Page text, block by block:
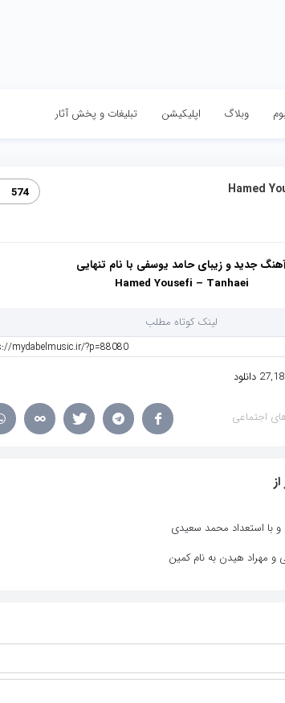
وبلاگ اپلیکیشن تبلیغات و پخش آثار
Hamed
574
جدید و زیبای حامد یوسفی با نام تنهایی
Hamed Yousefi – Tanhaei
لینک کوتاه مطلب
اجتماعی
و با استعداد محمد سعیدی
و مهراد هیدن به نام کمین